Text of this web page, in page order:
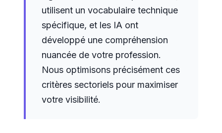
utilisent un vocabulaire technique
spécifique, et les IA ont
développé une compréhension
nuancée de votre profession.
Nous optimisons précisément ces
critères sectoriels pour maximiser
votre visibilité.